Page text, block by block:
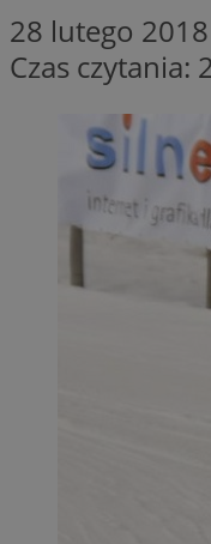
28 lutego
Czas czytania: